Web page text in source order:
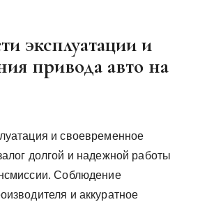
эксплуатации и
привода авто на
и своевременное
долгой и надежной работы
Соблюдение
и аккуратное